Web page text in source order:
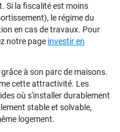
Si la fiscalité est moins
le régime du
en cas de travaux. Pour
notre page investir en
à son parc de maisons.
cette attractivité. Les
où s'installer durablement
stable et solvable,
logement.